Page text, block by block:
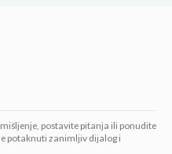
postavite pitanja ili ponudite
potaknuti zanimljiv dijalog i